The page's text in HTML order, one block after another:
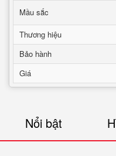
Mầu sắc
Thương hiệu
Bảo hành
Giá
Nổi bật